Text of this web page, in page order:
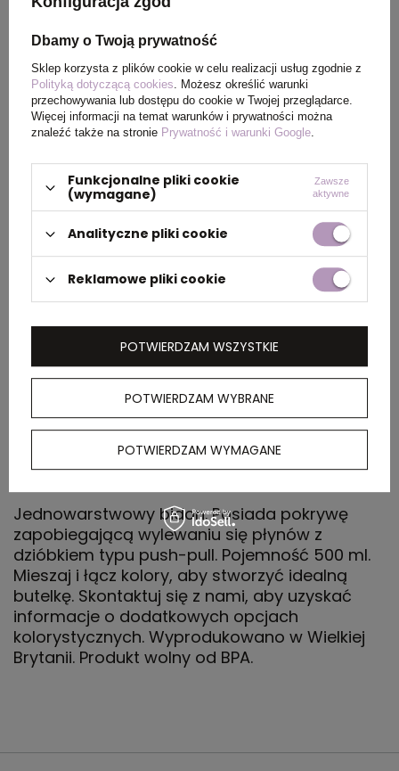
pochodzenia
Rozmiar 18,3 x Ø 7,2 cm
Waga
produktu (g)
61
PAKOWANIE
Wymiary
kartonu
58 x 41 x 61 cm
kartonu
zewnętrznego
5,4 kg
OPIS
Jednowarstwowy bidon. Posiada pokrywę
zapobiegającą wylewaniu się płynów z
dzióbkiem typu push-pull. Pojemność 500 ml.
Mieszaj i łącz kolory, aby stworzyć idealną
butelkę. Skontaktuj się z nami, aby uzyskać
informacje o dodatkowych opcjach
kolorystycznych. Wyprodukowano w Wielkiej
Brytanii. Produkt wolny od BPA.
Dbamy o Twoją prywatność
Sklep korzysta z plików cookie w celu realizacji usług zgodnie z
Polityką dotyczącą cookies. Możesz określić warunki
przechowywania lub dostępu do cookie w Twojej przeglądarce.
Więcej informacji na temat warunków i prywatności można
znaleźć także na stronie Prywatność i warunki Google.
Funkcjonalne pliki cookie
(wymagane)
Zawsze
aktywne
Analityczne pliki cookie
Reklamowe pliki cookie
POTWIERDZAM WYBRANE
POTWIERDZAM WYMAGANE
POTWIERDZAM WSZYSTKIE